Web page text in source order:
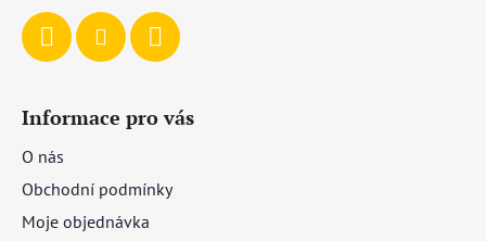
Informace pro vás
O nás
Obchodní podmínky
Moje objednávka